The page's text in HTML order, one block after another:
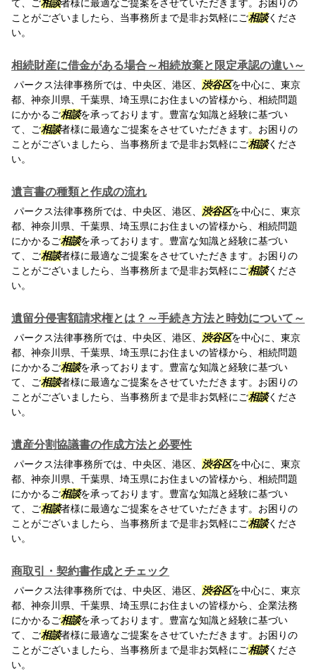
て、ご相談者様に最適なご提案をさせていただきます。お困りの
ことがございましたら、当事務所まで是非お気軽にご相談くださ
い。
相続財産に借金がある場合～相続放棄と限定承認の違い～
パークス法律事務所では、中央区、港区、 渋谷区を中心に、東京
都、神奈川県、千葉県、埼玉県にお住まいの皆様から、相続問題
にかかるご相談を承っております。豊富な知識と経験に基づい
て、ご相談者様に最適なご提案をさせていただきます。お困りの
ことがございましたら、当事務所まで是非お気軽にご相談くださ
い。
遺言書の種類と作成の流れ
パークス法律事務所では、中央区、港区、 渋谷区を中心に、東京
都、神奈川県、千葉県、埼玉県にお住まいの皆様から、相続問題
にかかるご相談を承っております。豊富な知識と経験に基づい
て、ご相談者様に最適なご提案をさせていただきます。お困りの
ことがございましたら、当事務所まで是非お気軽にご相談くださ
い。
遺留分侵害額請求権とは？～手続き方法と時効について～
パークス法律事務所では、中央区、港区、 渋谷区を中心に、東京
都、神奈川県、千葉県、埼玉県にお住まいの皆様から、相続問題
にかかるご相談を承っております。豊富な知識と経験に基づい
て、ご相談者様に最適なご提案をさせていただきます。お困りの
ことがございましたら、当事務所まで是非お気軽にご相談くださ
い。
遺産分割協議書の作成方法と必要性
パークス法律事務所では、中央区、港区、 渋谷区を中心に、東京
都、神奈川県、千葉県、埼玉県にお住まいの皆様から、相続問題
にかかるご相談を承っております。豊富な知識と経験に基づい
て、ご相談者様に最適なご提案をさせていただきます。お困りの
ことがございましたら、当事務所まで是非お気軽にご相談くださ
い。
商取引・契約書作成とチェック
パークス法律事務所では、中央区、港区、 渋谷区を中心に、東京
都、神奈川県、千葉県、埼玉県にお住まいの皆様から、企業法務
にかかるご相談を承っております。豊富な知識と経験に基づい
て、ご相談者様に最適なご提案をさせていただきます。お困りの
ことがございましたら、当事務所まで是非お気軽にご相談くださ
い。